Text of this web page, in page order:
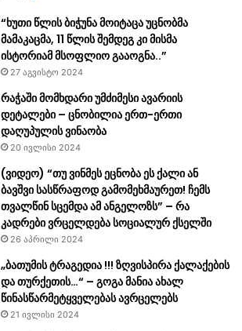
“ხუთი წლის ბიჭუნა მოიტაცა უცნობმა
მამაკაცმა, 11 წლის შემდეგ კი მისმა
ისტორიამ მსოფლიო გააოგნა..”
27 აგვისტო 2024
რაჭაში მომხდარი უმძიმესი ავარიის
დეტალები – ცნობილია ერთ-ერთი
დაღუპულის ვინაობა
20 ივლისი 2024
(ვიდეო) “თუ ვინმეს ეცნობა ეს ქალი ან
ბავშვი სასწრაფოდ გამომეხმაურეთ! ჩემს
თვალწინ სცემდა ამ ანგელოზს” – რა
კადრები ვრცელდება სოციალურ ქსელში
26 აპრილი 2024
„ბათუმის ტრაგედია !!! ზღვისპირა ქალაქების
და თურქეთის…“ – გოგა მანია ახალ
წინასწარმეტყველებას ავრცელებს
21 ივლისი 2024